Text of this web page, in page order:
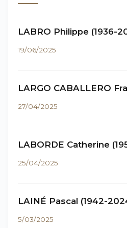
LABRO Philippe (1936-
19/06/2025
LARGO CABALLERO
27/04/2025
LABORDE Catherine
25/04/2025
LAINÉ Pascal (1942-
5/03/2025